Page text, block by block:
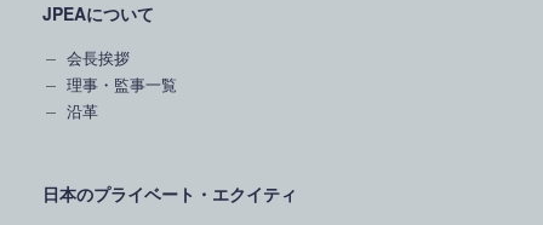
JPEAについて
会長挨拶
理事・監事一覧
沿革
日本のプライベート・エクイティ